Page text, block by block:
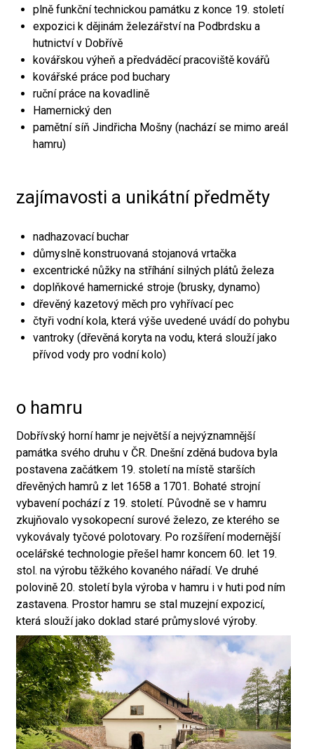
plně funkční technickou památku z konce 19. století
expozici k dějinám železářství na Podbrdsku a
hutnictví v Dobřívě
kovářskou výheň a předváděcí pracoviště kovářů
kovářské práce pod buchary
ruční práce na kovadlině
Hamernický den
pamětní síň Jindřicha Mošny (nachází se mimo areál
hamru)
zajímavosti a unikátní předměty
nadhazovací buchar
důmyslně konstruovaná stojanová vrtačka
excentrické nůžky na stříhání silných plátů železa
doplňkové hamernické stroje (brusky, dynamo)
dřevěný kazetový měch pro vyhřívací pec
čtyři vodní kola, která výše uvedené uvádí do pohybu
vantroky (dřevěná koryta na vodu, která slouží jako
přívod vody pro vodní kolo)
o hamru
Dobřívský horní hamr je největší a nejvýznamnější
památka svého druhu v ČR. Dnešní zděná budova byla
postavena začátkem 19. století na místě starších
dřevěných hamrů z let 1658 a 1701. Bohaté strojní
vybavení pochází z 19. století. Původně se v hamru
zkujňovalo vysokopecní surové železo, ze kterého se
vykovávaly tyčové polotovary. Po rozšíření modernější
ocelářské technologie přešel hamr koncem 60. let 19.
stol. na výrobu těžkého kovaného nářadí. Ve druhé
polovině 20. století byla výroba v hamru i v huti pod ním
zastavena. Prostor hamru se stal muzejní expozicí,
která slouží jako doklad staré průmyslové výroby.